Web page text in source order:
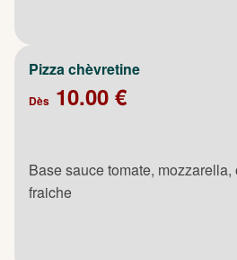
Pizza chèvretine
Dès 10.00 €
Base sauce tomate,
fraiche